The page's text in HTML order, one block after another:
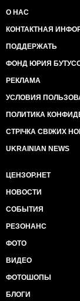
О НАС
КОНТАКТНАЯ
ПОДДЕРЖАТЬ
ФОНД ЮРИЯ
РЕКЛАМА
УСЛОВИЯ
ПОЛИТИКА
СТРІЧКА СВІЖИХ
UKRAINIAN NEWS
ЦЕНЗОР.НЕТ
НОВОСТИ
СОБЫТИЯ
РЕЗОНАНС
ФОТО
ВИДЕО
ФОТОШОПЫ
БЛОГИ